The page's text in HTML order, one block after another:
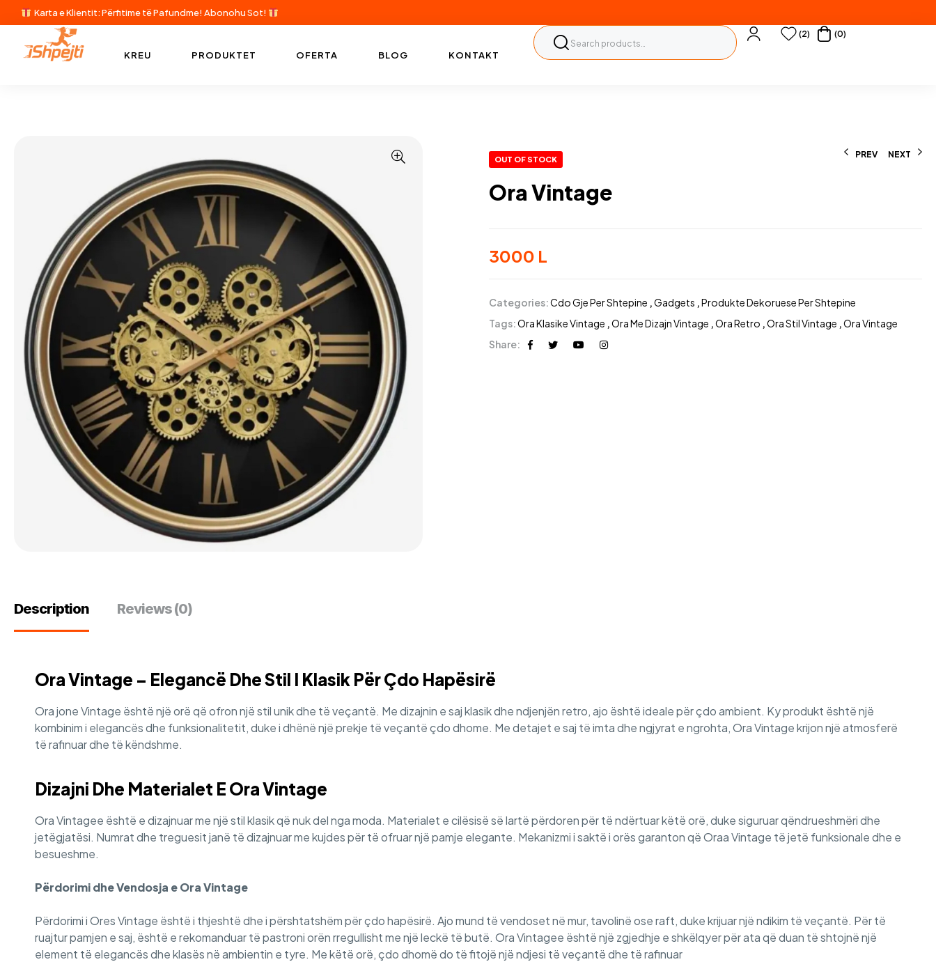
Karta e Klientit: Përfitime të Pafundme! Abonohu Sot!
KREU PRODUKTET OFERTA BLOG KONTAKT
(2) (0)
PREV NEXT
OUT OF STOCK
Ora Vintage
3000 L
Categories:Cdo Gje Per Shtepine ,Gadgets ,Produkte Dekoruese Per Shtepine
Tags:Ora Klasike Vintage ,Ora Me Dizajn Vintage ,Ora Retro ,Ora Stil Vintage ,Ora Vintage
Share:
Description Reviews (0)
Ora Vintage – Elegancë Dhe Stil I Klasik Për Çdo Hapësirë
Ora jone Vintage është një orë që ofron një stil unik dhe të veçantë. Me dizajnin e saj klasik dhe ndjenjën retro, ajo është ideale për çdo ambient. Ky produkt është një
kombinim i elegancës dhe funksionalitetit, duke i dhënë një prekje të veçantë çdo dhome. Me detajet e saj të imta dhe ngjyrat e ngrohta, Ora Vintage krijon një atmosferë
të rafinuar dhe të këndshme.
Dizajni Dhe Materialet E Ora Vintage
Ora Vintagee është e dizajnuar me një stil klasik që nuk del nga moda. Materialet e cilësisë së lartë përdoren për të ndërtuar këtë orë, duke siguruar qëndrueshmëri dhe
jetëgjatësi. Numrat dhe treguesit janë të dizajnuar me kujdes për të ofruar një pamje elegante. Mekanizmi i saktë i orës garanton që Oraa Vintage të jetë funksionale dhe e
besueshme.
Përdorimi dhe Vendosja e Ora Vintage
Përdorimi i Ores Vintage është i thjeshtë dhe i përshtatshëm për çdo hapësirë. Ajo mund të vendoset në mur, tavolinë ose raft, duke krijuar një ndikim të veçantë. Për të
ruajtur pamjen e saj, është e rekomanduar të pastroni orën rregullisht me një leckë të butë. Ora Vintagee është një zgjedhje e shkëlqyer për ata që duan të shtojnë një
element të elegancës dhe klasës në ambientin e tyre. Me këtë orë, çdo dhomë do të fitojë një ndjesi të veçantë dhe të rafinuar